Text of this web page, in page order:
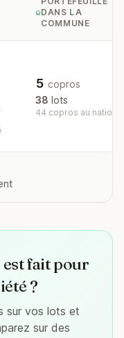
DANS LA
COMMUNE
5 copros
38 lots
44 copros au national
est fait pour
?
sur vos lots et
sur des